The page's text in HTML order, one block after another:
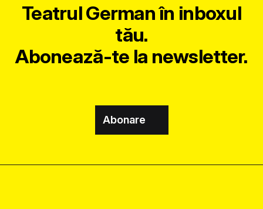
Teatrul German în inboxul
tău.
Abonează-te la newsletter.
Abonare